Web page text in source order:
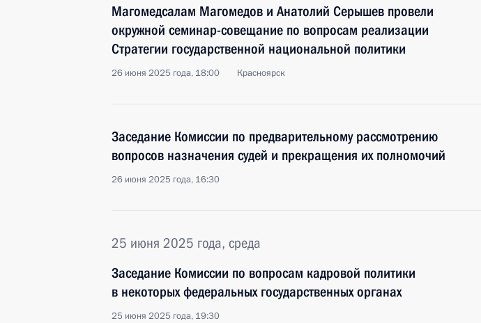
Магомедсалам Магомедов и Анатолий Серышев провели
окружной семинар-совещание по вопросам реализации
Стратегии государственной национальной политики
26 июня 2025 года, 18:00 Красноярск
Заседание Комиссии по предварительному рассмотрению
вопросов назначения судей и прекращения их полномочий
26 июня 2025 года, 16:30
25 июня 2025 года, среда
Заседание Комиссии по вопросам кадровой политики
в некоторых федеральных государственных органах
25 июня 2025 года, 19:30